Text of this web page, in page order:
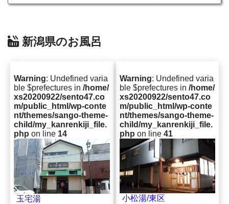
新潟県のお風呂
Warning: Undefined varia
ble $prefectures in /home/
xs20200922/sento47.co
m/public_html/wp-conte
nt/themes/sango-theme-
child/my_kanrenkiji_file.
php on line 14
玉宅湯
Warning: Undefined varia
ble $prefectures in /home/
xs20200922/sento47.co
m/public_html/wp-conte
nt/themes/sango-theme-
child/my_kanrenkiji_file.
php on line 41
小松湯/東区